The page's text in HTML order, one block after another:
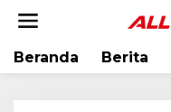
Beranda Berita